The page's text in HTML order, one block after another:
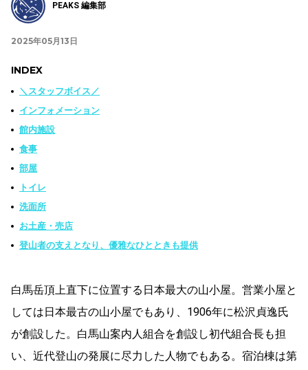
PEAKS 編集部
2025年05月13日
INDEX
＼スタッフボイス／
インフォメーション
館内施設
食事
部屋
トイレ
洗面所
お土産・売店
登山者の支えとなり、優雅なひとときも提供
白馬岳頂上直下に位置する日本最大の山小屋。営業小屋と
しては日本最古の山小屋でもあり、1906年に松沢貞逸氏
が創設した。白馬山案内人組合を創設し初代組合長も担
い、近代登山の発展に尽力した人物でもある。宿泊棟は第